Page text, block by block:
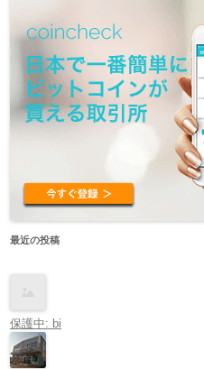
最近の投稿
保護中: bi